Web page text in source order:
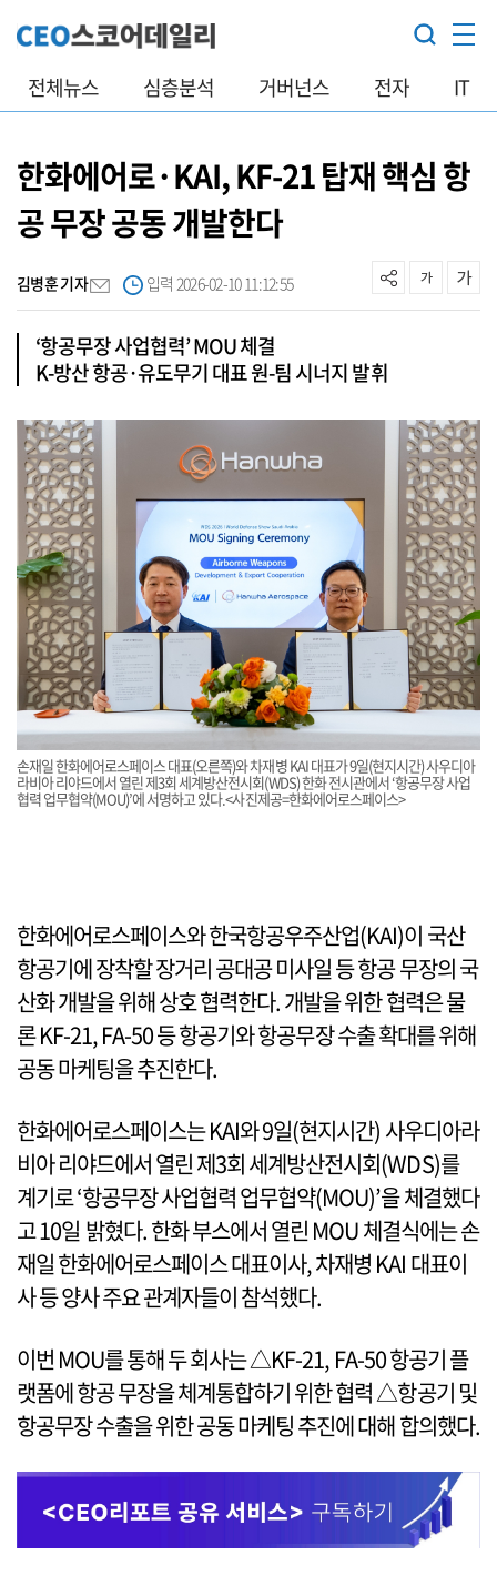
전체뉴스 심층분석 거버넌스 전자 IT
한화에어로·KAI, KF-21 탑재 핵심 항
공 무장 공동 개발한다
김병훈 기자 입력 2026-02-10 11:12:55
‘항공무장 사업협력’ MOU 체결
K-방산 항공·유도무기 대표 원-팀 시너지 발휘
손재일 한화에어로스페이스 대표(오른쪽)와 차재병 KAI 대표가 9일(현지시간) 사우디아
라비아 리야드에서 열린 제3회 세계방산전시회(WDS) 한화 전시관에서 ‘항공무장 사업
협력 업무협약(MOU)’에 서명하고 있다.<사진제공=한화에어로스페이스>
한화에어로스페이스와 한국항공우주산업(KAI)이 국산
항공기에 장착할 장거리 공대공 미사일 등 항공 무장의 국
산화 개발을 위해 상호 협력한다. 개발을 위한 협력은 물
론 KF-21, FA-50 등 항공기와 항공무장 수출 확대를 위해
공동 마케팅을 추진한다.
한화에어로스페이스는 KAI와 9일(현지시간) 사우디아라
비아 리야드에서 열린 제3회 세계방산전시회(WDS)를
계기로 ‘항공무장 사업협력 업무협약(MOU)’을 체결했다
고 10일 밝혔다. 한화 부스에서 열린 MOU 체결식에는 손
재일 한화에어로스페이스 대표이사, 차재병 KAI 대표이
사 등 양사 주요 관계자들이 참석했다.
이번 MOU를 통해 두 회사는 △KF-21, FA-50 항공기 플
랫폼에 항공 무장을 체계통합하기 위한 협력 △항공기 및
항공무장 수출을 위한 공동 마케팅 추진에 대해 합의했다.